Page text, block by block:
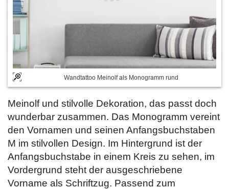
Wandtattoo Meinolf als Monogramm rund
Meinolf und stilvolle Dekoration, das passt doch
wunderbar zusammen. Das Monogramm vereint
den Vornamen und seinen Anfangsbuchstaben
M im stilvollen Design. Im Hintergrund ist der
Anfangsbuchstabe in einem Kreis zu sehen, im
Vordergrund steht der ausgeschriebene
Vorname als Schriftzug. Passend zum